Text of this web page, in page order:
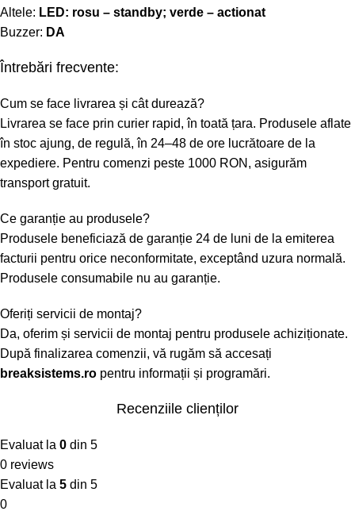
Altele: LED: rosu – standby; verde – actionat
Buzzer: DA
Întrebări frecvente:
Cum se face livrarea și cât durează?
Livrarea se face prin curier rapid, în toată țara. Produsele aflate
în stoc ajung, de regulă, în 24–48 de ore lucrătoare de la
expediere. Pentru comenzi peste 1000 RON, asigurăm
transport gratuit.
Ce garanție au produsele?
Produsele beneficiază de garanție 24 de luni de la emiterea
facturii pentru orice neconformitate, exceptând uzura normală.
Produsele consumabile nu au garanție.
Oferiți servicii de montaj?
Da, oferim și servicii de montaj pentru produsele achiziționate.
După finalizarea comenzii, vă rugăm să accesați
breaksistems.ro pentru informații și programări.
Recenziile clienților
Evaluat la 0 din 5
0 reviews
Evaluat la 5 din 5
0